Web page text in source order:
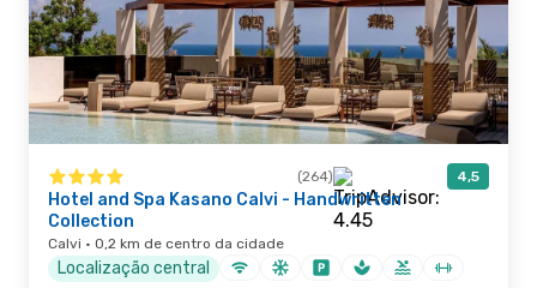
(264) 4,5
Hotel and Spa Kasano Calvi - Handwritten
Collection
Calvi · 0,2 km de centro da cidade
Localização central